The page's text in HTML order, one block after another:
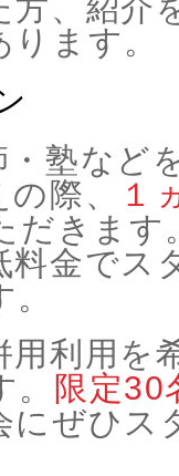
方、紹介
ます。
塾など
際、
１
だきます
料金でス
用利用を
限定30
にぜひス